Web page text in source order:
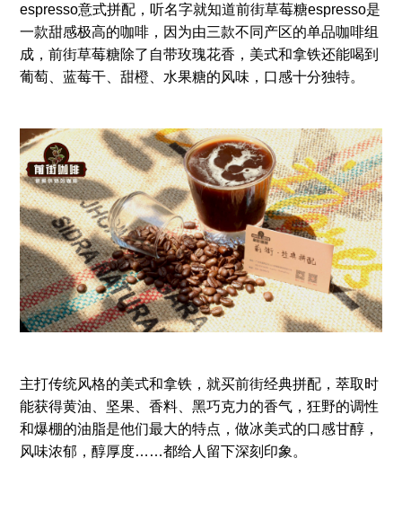
espresso意式拼配，听名字就知道前街草莓糖espresso是
一款甜感极高的咖啡，因为由三款不同产区的单品咖啡组
成，前街草莓糖除了自带玫瑰花香，美式和拿铁还能喝到
葡萄、蓝莓干、甜橙、水果糖的风味，口感十分独特。
主打传统风格的美式和拿铁，就买前街经典拼配，萃取时
能获得黄油、坚果、香料、黑巧克力的香气，狂野的调性
和爆棚的油脂是他们最大的特点，做冰美式的口感甘醇，
风味浓郁，醇厚度……都给人留下深刻印象。